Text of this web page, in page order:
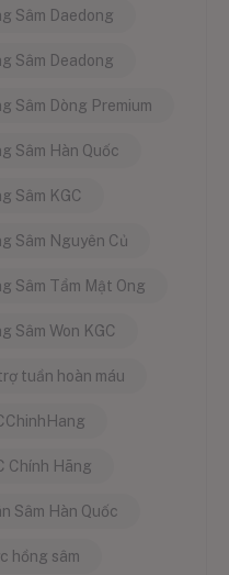
Sâm Daedong
Sâm Deadong
Sâm Dòng Premium
Sâm Hàn Quốc
Sâm KGC
Sâm Nguyên Củ
Sâm Tẩm Mật Ong
Sâm Won KGC
tuần hoàn máu
Chính Hãng
Sâm Hàn Quốc
hồng sâm